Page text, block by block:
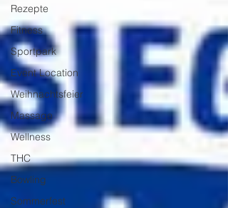
Rezepte
Fitness
Sportpark
Event Location
Weihnachtsfeier
Massage
Wellness
THC
Bowling
Sommerfest